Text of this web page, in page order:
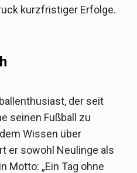
kurzfristiger Erfolge.
der seit
seinen Fußball zu
Wissen über
er sowohl Neulinge als
Motto: „Ein Tag ohne